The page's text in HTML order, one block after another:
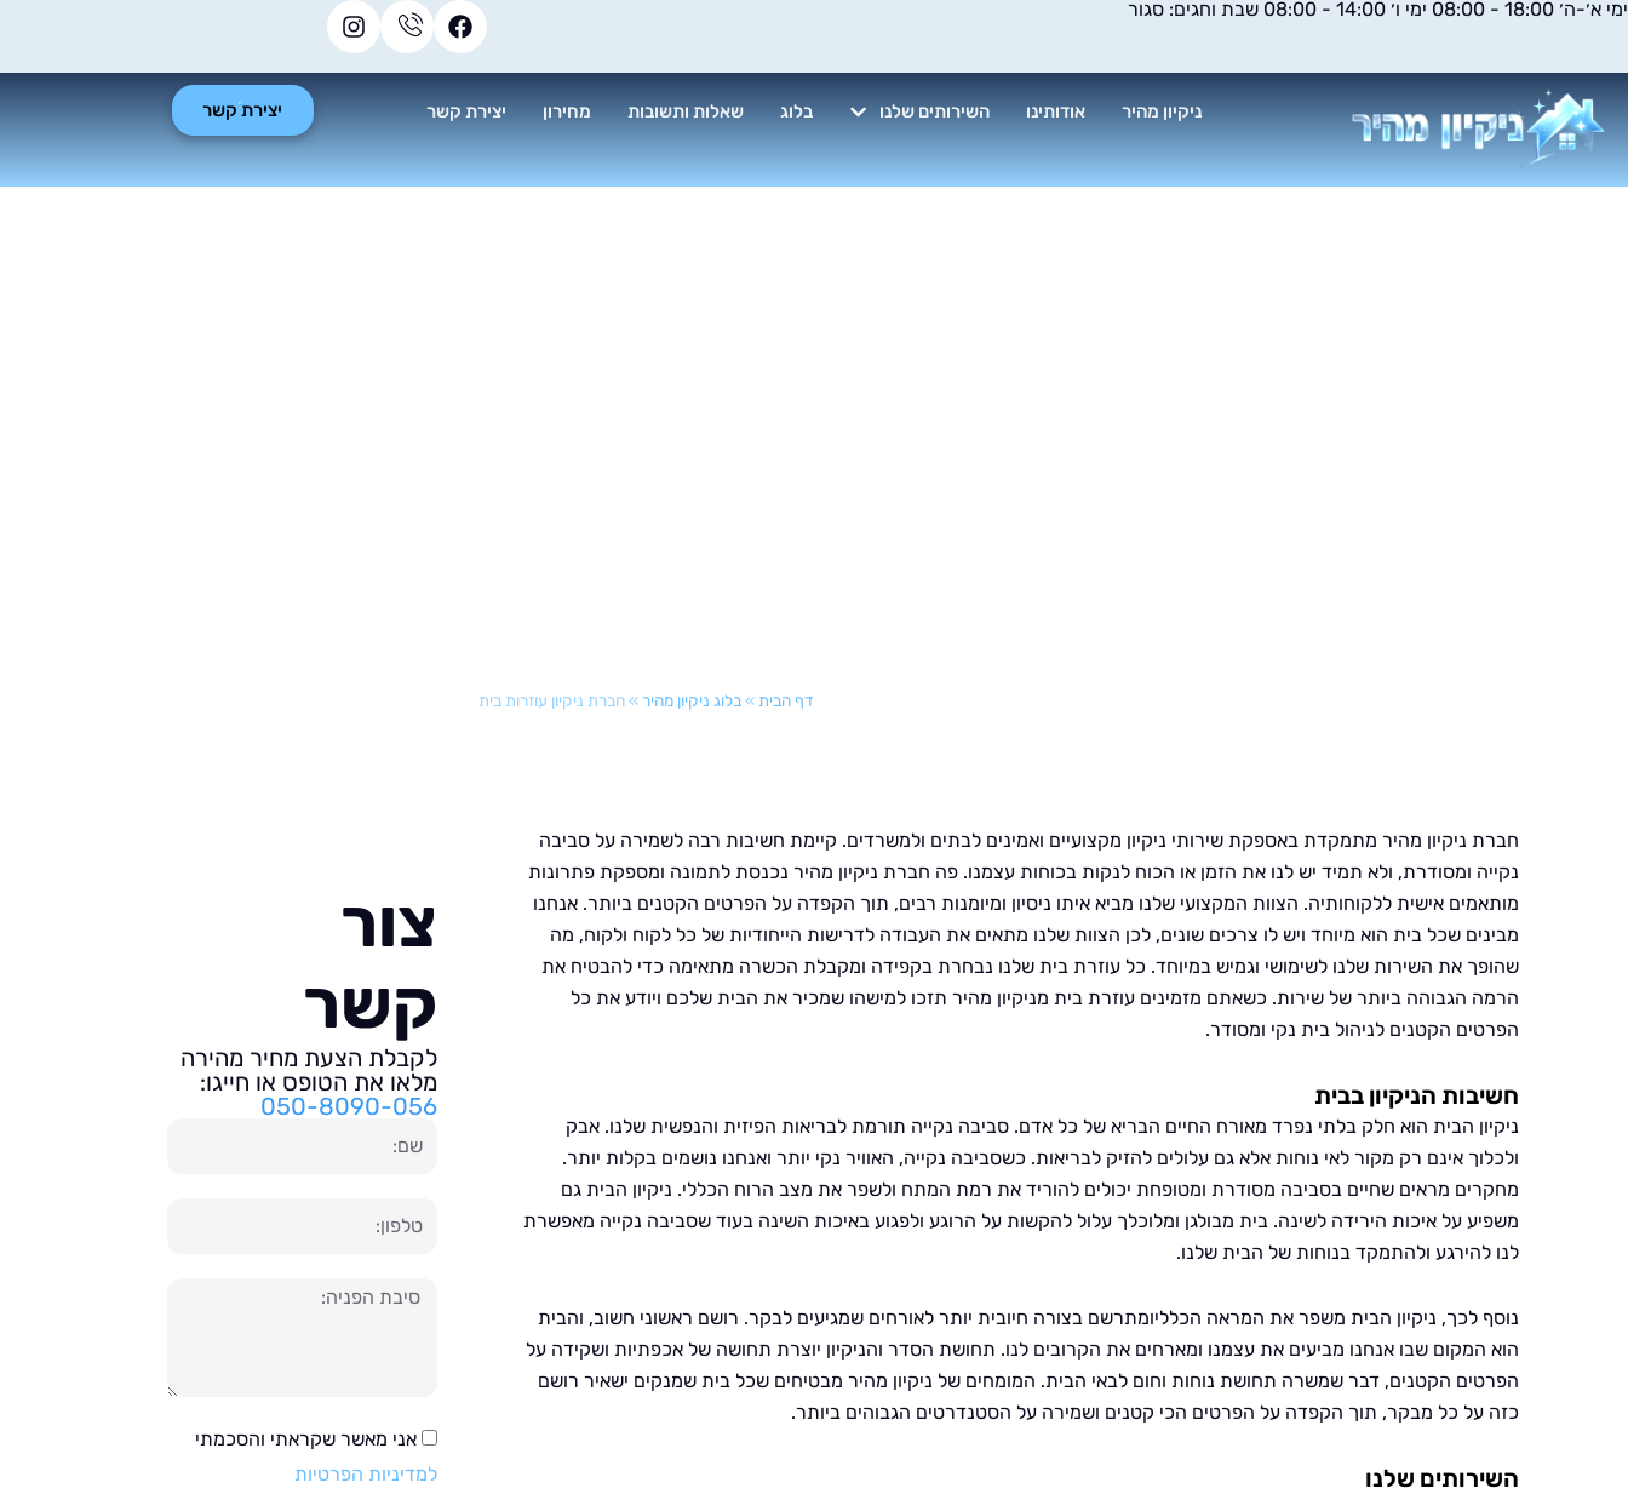
דילוג
ימי א׳-ה׳ 18:00 - 08:00 ימי ו׳ 14:00 - 08:00 שבת וחגים: סגור
ניקיון מהיר אודותינו השירותים שלנו בלוג שאלות ותשובות מחירון יצירת קשר יצירת קשר
דף הבית »בלוג ניקיון מהיר»חברת ניקיון עוזרות בית
חברת ניקיון מהיר מתמקדת באספקת שירותי ניקיון מקצועיים ואמינים לבתים ולמשרדים. קיימת חשיבות רבה לשמירה על סביבה
נקייה ומסודרת, ולא תמיד יש לנו את הזמן או הכוח לנקות בכוחות עצמנו. פה חברת ניקיון מהיר נכנסת לתמונה ומספקת פתרונות
מותאמים אישית ללקוחותיה. הצוות המקצועי שלנו מביא איתו ניסיון ומיומנות רבים, תוך הקפדה על הפרטים הקטנים ביותר. אנחנו
מבינים שכל בית הוא מיוחד ויש לו צרכים שונים, לכן הצוות שלנו מתאים את העבודה לדרישות הייחודיות של כל לקוח ולקוח, מה
שהופך את השירות שלנו לשימושי וגמיש במיוחד. כל עוזרת בית שלנו נבחרת בקפידה ומקבלת הכשרה מתאימה כדי להבטיח את
הרמה הגבוהה ביותר של שירות. כשאתם מזמינים עוזרת בית מניקיון מהיר תזכו למישהו שמכיר את הבית שלכם ויודע את כל
הפרטים הקטנים לניהול בית נקי ומסודר.
חשיבות הניקיון בבית
ניקיון הבית הוא חלק בלתי נפרד מאורח החיים הבריא של כל אדם. סביבה נקייה תורמת לבריאות הפיזית והנפשית שלנו. אבק
ולכלוך אינם רק מקור לאי נוחות אלא גם עלולים להזיק לבריאות. כשסביבה נקייה, האוויר נקי יותר ואנחנו נושמים בקלות יותר.
מחקרים מראים שחיים בסביבה מסודרת ומטופחת יכולים להוריד את רמת המתח ולשפר את מצב הרוח הכללי. ניקיון הבית גם
משפיע על איכות הירידה לשינה. בית מבולגן ומלוכלך עלול להקשות על הרוגע ולפגוע באיכות השינה בעוד שסביבה נקייה מאפשרת
לנו להירגע ולהתמקד בנוחות של הבית שלנו.
נוסף לכך, ניקיון הבית משפר את המראה הכלליומתרשם בצורה חיובית יותר לאורחים שמגיעים לבקר. רושם ראשוני חשוב, והבית
הוא המקום שבו אנחנו מביעים את עצמנו ומארחים את הקרובים לנו. תחושת הסדר והניקיון יוצרת תחושה של אכפתיות ושקידה על
הפרטים הקטנים, דבר שמשרה תחושת נוחות וחום לבאי הבית. המומחים של ניקיון מהיר מבטיחים שכל בית שמנקים ישאיר רושם
כזה על כל מבקר, תוך הקפדה על הפרטים הכי קטנים ושמירה על הסטנדרטים הגבוהים ביותר.
השירותים שלנו
צור
קשר
לקבלת הצעת מחיר מהירה
מלאו את הטופס או חייגו:
050-8090-056
טלפון
הודעה
אני מאשר שקראתי והסכמתי
למדיניות הפרטיות